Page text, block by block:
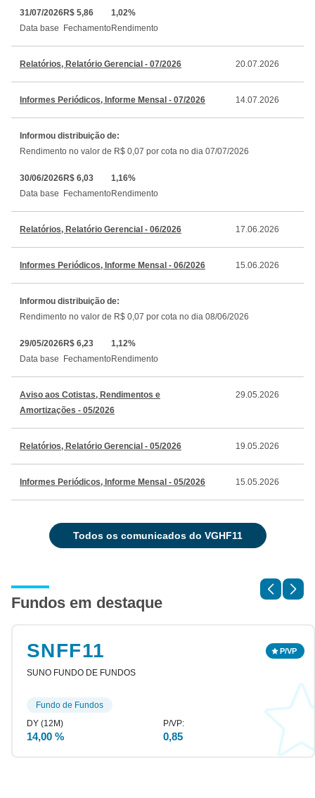
31/07/2026
Data base
R$ 5,86
Fechamento
1,02%
Rendimento
Relatórios, Relatório Gerencial - 07/2026 20.07.2026
Informes Periódicos, Informe Mensal - 07/2026 14.07.2026
Informou distribuição de:
Rendimento no valor de R$ 0,07 por cota no dia 07/07/2026
30/06/2026
Data base
R$ 6,03
Fechamento
1,16%
Rendimento
Relatórios, Relatório Gerencial - 06/2026 17.06.2026
Informes Periódicos, Informe Mensal - 06/2026 15.06.2026
Informou distribuição de:
Rendimento no valor de R$ 0,07 por cota no dia 08/06/2026
29/05/2026
Data base
R$ 6,23
Fechamento
1,12%
Rendimento
Aviso aos Cotistas, Rendimentos e
Amortizações - 05/2026
29.05.2026
Relatórios, Relatório Gerencial - 05/2026 19.05.2026
Informes Periódicos, Informe Mensal - 05/2026 15.05.2026
todos os comunicados do VGHF11
Fundos em destaque
SNFF11
SUNO FUNDO DE FUNDOS
14,00 % 0,85
Fundo de Fundos